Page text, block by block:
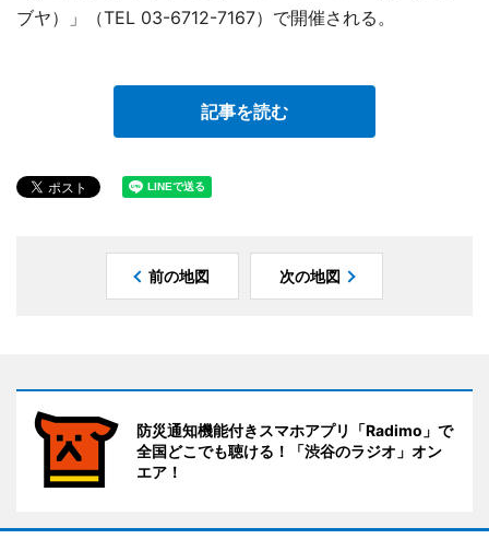
ブヤ）」（TEL 03-6712-7167）で開催される。
記事を読む
前の地図 次の地図
防災通知機能付きスマホアプリ「Radimo」で
全国どこでも聴ける！「渋谷のラジオ」オン
エア！